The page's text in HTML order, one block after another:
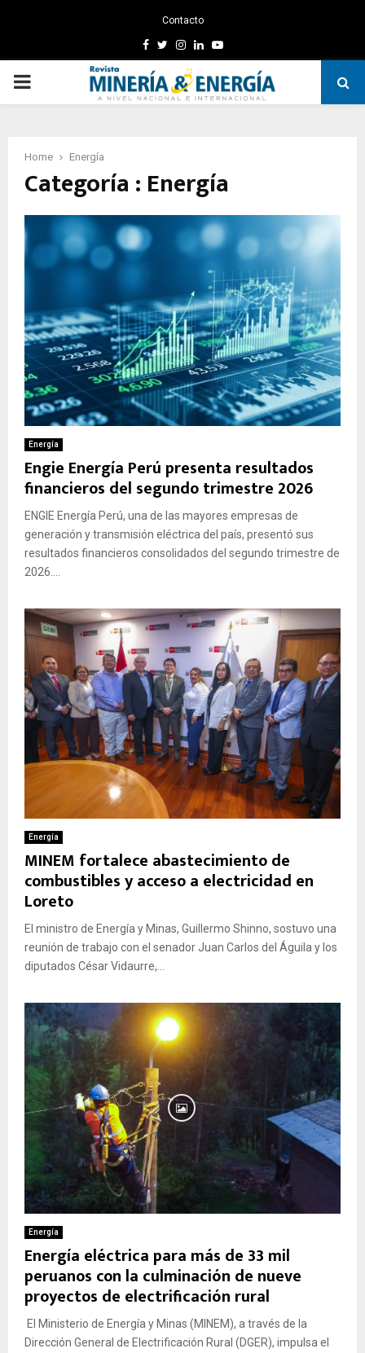
Contacto
Facebook
TwitterInstagram
LinkedinYoutube
PRIMARY
Home Energía
Categoría : Energía
Energía
Engie Energía Perú presenta resultados
financieros del segundo trimestre 2026
ENGIE Energía Perú, una de las mayores empresas de
generación y transmisión eléctrica del país, presentó sus
resultados financieros consolidados del segundo trimestre de
2026....
Energía
MINEM fortalece abastecimiento de
combustibles y acceso a electricidad en
Loreto
El ministro de Energía y Minas, Guillermo Shinno, sostuvo una
reunión de trabajo con el senador Juan Carlos del Águila y los
diputados César Vidaurre,...
Energía
Energía eléctrica para más de 33 mil
peruanos con la culminación de nueve
proyectos de electrificación rural
El Ministerio de Energía y Minas (MINEM), a través de la
Dirección General de Electrificación Rural (DGER), impulsa el